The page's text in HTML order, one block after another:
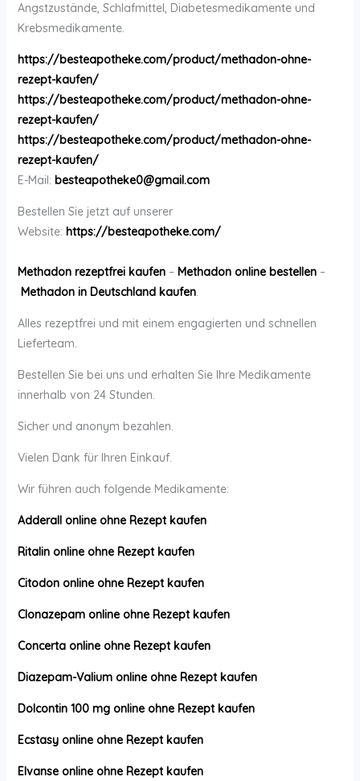
Angstzustände, Schlafmittel, Diabetesmedikamente und
Krebsmedikamente.
https://besteapotheke.com/product/methadon-ohne-
rezept-kaufen/
https://besteapotheke.com/product/methadon-ohne-
rezept-kaufen/
https://besteapotheke.com/product/methadon-ohne-
rezept-kaufen/
E-Mail: besteapotheke0@gmail.com
Bestellen Sie jetzt auf unserer
Website: https://besteapotheke.com/
Methadon rezeptfrei kaufen– Methadon online bestellen–
Methadon in Deutschland kaufen.
Alles rezeptfrei und mit einem engagierten und schnellen
Lieferteam.
Bestellen Sie bei uns und erhalten Sie Ihre Medikamente
innerhalb von 24 Stunden.
Sicher und anonym bezahlen.
Vielen Dank für Ihren Einkauf.
Wir führen auch folgende Medikamente:
Adderall online ohne Rezept kaufen
Ritalin online ohne Rezept kaufen
Citodon online ohne Rezept kaufen
Clonazepam online ohne Rezept kaufen
Concerta online ohne Rezept kaufen
Diazepam-Valium online ohne Rezept kaufen
Dolcontin 100 mg online ohne Rezept kaufen
Ecstasy online ohne Rezept kaufen
Elvanse online ohne Rezept kaufen